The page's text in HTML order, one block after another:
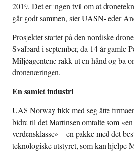
2019. Det er ingen tvil om at
går godt sammen, sier UASN-leder
Prosjektet startet på den nordiske
Svalbard i september, da 14 år gamle
Miljøagentene rakk ut en hånd og ba
dronenæringen.
En samlet industri
UAS Norway fikk med seg åtte
bidra til det Martinsen omtalte som
verdensklasse» – en pakke med det
teknologiske utstyret, som kan hjelpe